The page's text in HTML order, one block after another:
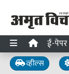
ई-पेपर
व्हील्स